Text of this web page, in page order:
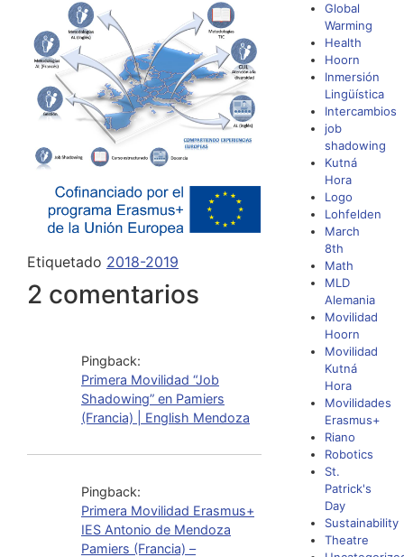
Etiquetado 2018-2019
2 comentarios
Pingback:
Primera Movilidad “Job
Shadowing” en Pamiers
(Francia) | English Mendoza
Pingback:
Primera Movilidad Erasmus+
IES Antonio de Mendoza
Pamiers (Francia) –
Global
Warming
Health
Hoorn
Inmersión
Lingüística
Intercambios
job
shadowing
Kutná
Hora
Logo
Lohfelden
March
8th
Math
MLD
Alemania
Movilidad
Hoorn
Movilidad
Kutná
Hora
Movilidades
Erasmus+
Riano
Robotics
St.
Patrick's
Day
Sustainability
Theatre